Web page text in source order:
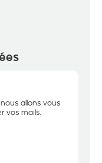
allons vous
vos mails.